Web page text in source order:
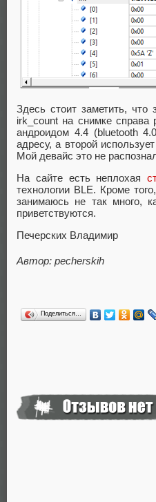
Здесь стоит заметить, что
irk_count на снимке справа
андроидом 4.4 (bluetooth
адресу, а второй
Мой девайс это не
На сайте есть неплохая
технологии BLE. Кроме
занимаюсь не так много,
приветствуются.
Печерских Владимир
Автор: pecherskih
Поделиться…